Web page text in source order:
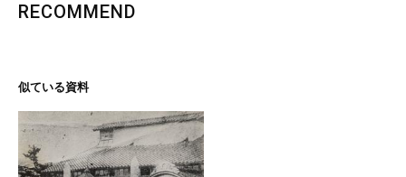
RECOMMEND
似ている資料